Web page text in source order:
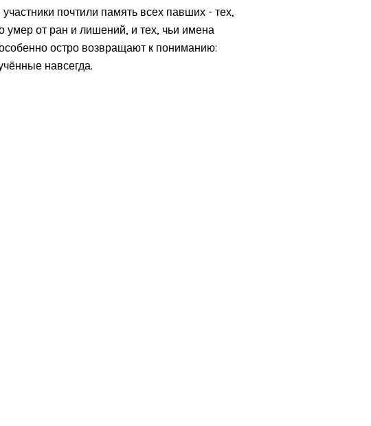
почтили память всех павших - тех,
умер от ран и лишений, и тех, чьи имена
остро возвращают к пониманию:
навсегда.